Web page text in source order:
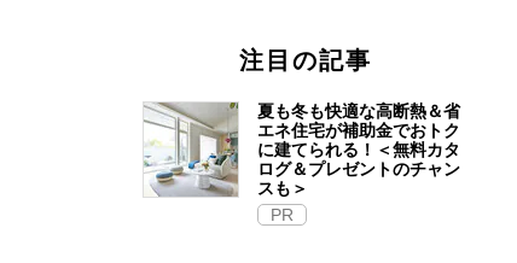
注目の記事
夏も冬も快適な高断熱＆省
エネ住宅が補助金でおトク
に建てられる！＜無料カタ
ログ＆プレゼントのチャン
スも＞
PR